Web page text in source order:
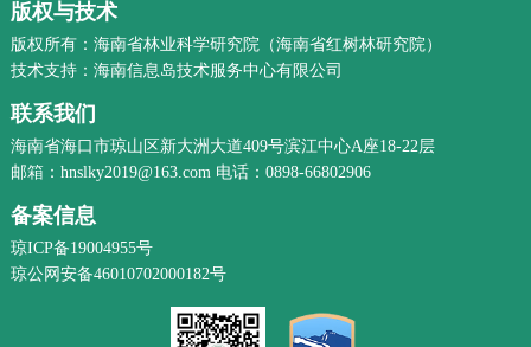
版权与技术
版权所有：海南省林业科学研究院（海南省红树林研究院）
技术支持：海南信息岛技术服务中心有限公司
联系我们
海南省海口市琼山区新大洲大道409号滨江中心A座18-22层
邮箱：hnslky2019@163.com 电话：0898-66802906
备案信息
琼ICP备19004955号
琼公网安备46010702000182号